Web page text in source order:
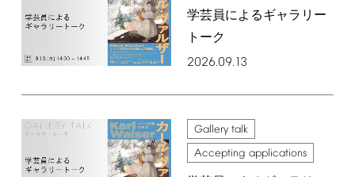
学芸員によるギャラリー
トーク
2026.09.13
Gallery talk
Accepting applications